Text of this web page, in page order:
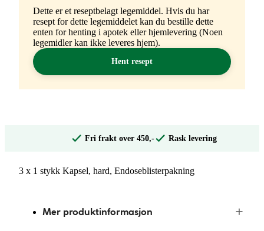
Dette er et reseptbelagt legemiddel. Hvis du har
resept for dette legemiddelet kan du bestille dette
enten for henting i apotek eller hjemlevering (Noen
legemidler kan ikke leveres hjem).
Hent resept
Fri frakt over 450,- Rask levering
3 x 1 stykk Kapsel, hard, Endoseblisterpakning
Mer produktinformasjon